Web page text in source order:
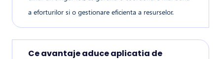
a eforturilor si o gestionare eficienta a resurselor.
Ce avantaje aduce aplicatia de